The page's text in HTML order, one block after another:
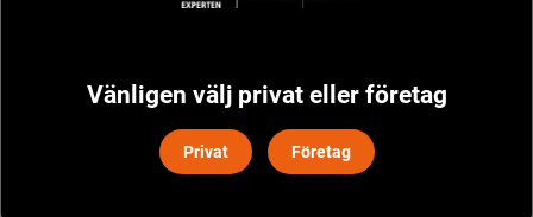
POPULÄRT I DENNA KATEGORI
Vänligen välj privat eller företag
Privat Företag